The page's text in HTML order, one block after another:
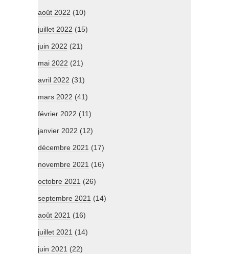
août 2022 (10)
juillet 2022 (15)
juin 2022 (21)
mai 2022 (21)
avril 2022 (31)
mars 2022 (41)
février 2022 (11)
janvier 2022 (12)
décembre 2021 (17)
novembre 2021 (16)
octobre 2021 (26)
septembre 2021 (14)
août 2021 (16)
juillet 2021 (14)
juin 2021 (22)